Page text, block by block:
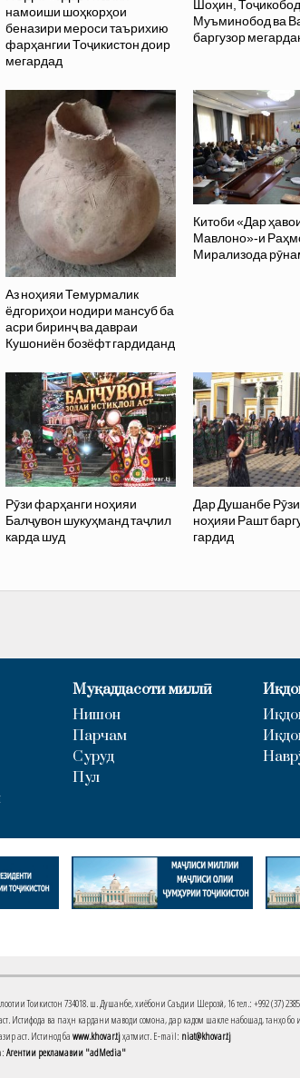
намоиши шоҳкорҳои
беназири мероси таърихию
фарҳангии Тоҷикистон доир
мегардад
Шоҳин,
Муъминобод ва
баргузор
Аз ноҳияи Темурмалик
ёдгориҳои нодири мансуб ба
асри биринҷ ва давраи
Кушониён бозёфт гардиданд
Китоби «Дар
Мавлоно»-и
Мирализода
Рӯзи фарҳанги ноҳияи
Балҷувон шукуҳманд таҷлил
карда шуд
Дар Душанбе
ноҳияи Рашт
гардид
Муқаддасоти миллӣ
Нишон
Парчам
Суруд
Пул
Тоҷикистон 734018. ш. Душанбе, хиёбони Саъдии Шерозӣ, 16 тел.: +992 (37)
Истифода ва паҳн кардани маводи сомона, дар кадом шакле набошад, танҳо бо
аст. Истинод баwww.khovar.tjҳатмист. E-mail: niat@khovar.tj
Агентии рекламавии "adMedia"